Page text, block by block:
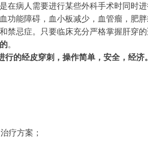
是在病人需要进行某些外科手术时同时进
功能障碍，血小板减少，血管瘤，肥
禁忌症。只要临床充分严格掌握肝穿
。
行的经皮穿刺，操作简单，安全，经济。
疗方案；